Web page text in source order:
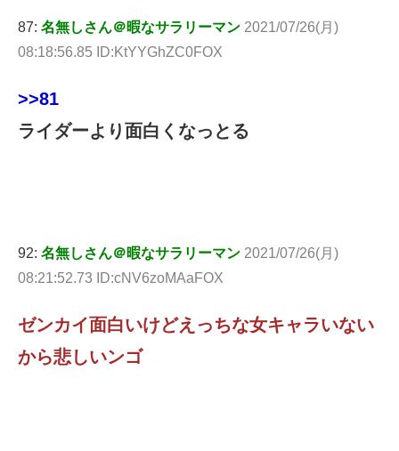
87: 名無しさん＠暇なサラリーマン 2021/07/26(月)
08:18:56.85 ID:KtYYGhZC0FOX
>>81
ライダーより面白くなっとる
92: 名無しさん＠暇なサラリーマン 2021/07/26(月)
08:21:52.73 ID:cNV6zoMAaFOX
ゼンカイ面白いけどえっちな女キャラいない
から悲しいンゴ